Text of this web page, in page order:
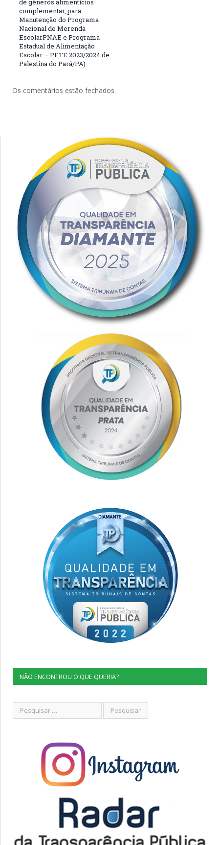
de gêneros alimentícios
complementar, para
Manutenção do Programa
Nacional de Merenda
EscolarPNAE e Programa
Estadual de Alimentação
Escolar – PETE 2023/2024 de
Palestina do Pará/PA)
Os comentários estão fechados.
NÃO ENCONTROU O QUE QUERIA?